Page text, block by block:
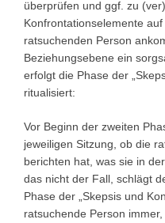
überprüfen und ggf. zu
Konfrontationselemente
ratsuchenden Person
Beziehungsebene ein
erfolgt die Phase der
ritualisiert:
Vor Beginn der zweiten
jeweiligen Sitzung, ob die
berichten hat, was sie in
das nicht der Fall, schlägt
Phase der „Skepsis und
ratsuchende Person